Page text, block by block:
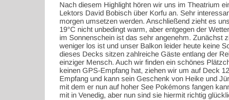
Nach diesem Highlight hören wir uns im Theatrium
Lektors David Bobisch über Korfu an. Sehr
morgen umsetzen werden. Anschließend zieht es
19°C nicht unbedingt warm, aber entgegen der
im Sonnenschein ist das sehr angenehm. Zunächst
weniger los ist und unser Balkon leider heute keine
dieses Decks sitzen zahlreiche Gäste entlang der
einziger Mensch. Auch wir finden ein schönes
keinen GPS-Empfang hat, ziehen wir um auf Deck
Empfang und kann sein Geschenk von Heike und
mit dem er nun auf hoher See Pokémons fangen
mit in Venedig, aber nun sind sie hiermit richtig